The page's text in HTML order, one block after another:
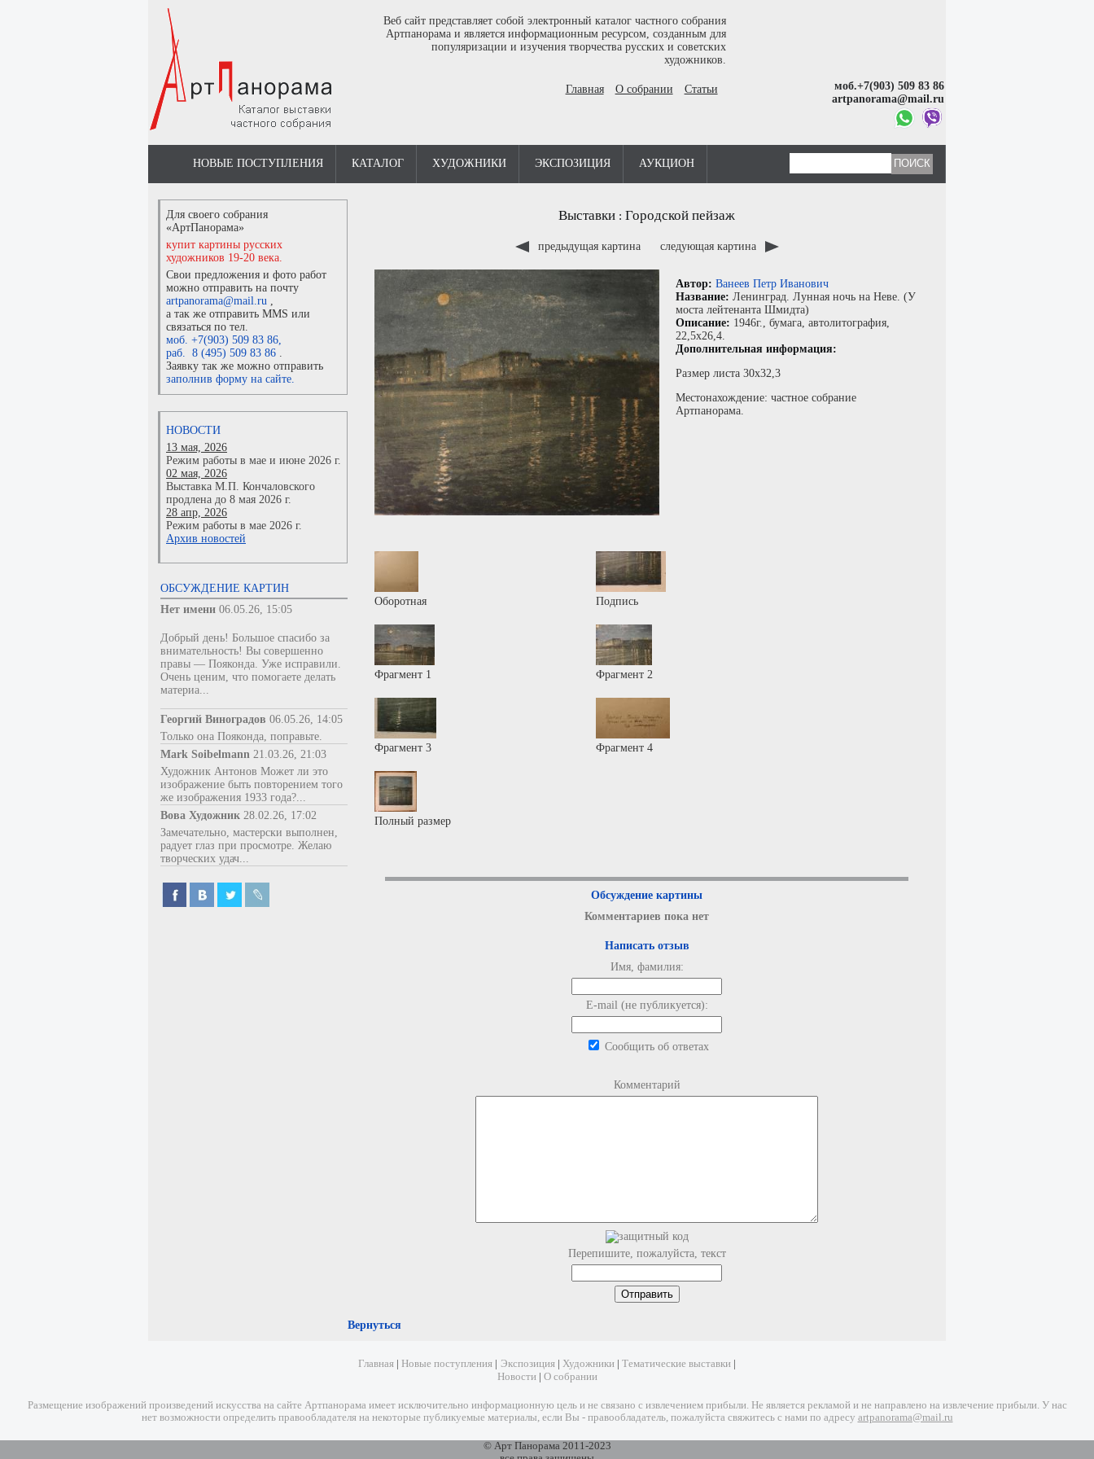
Веб сайт представляет собой электронный каталог частного собрания
Артпанорама и является информационным ресурсом, созданным для
популяризации и изучения творчества русских и советских
художников.
Главная О собрании Статьи
моб.+7(903) 509 83 86
artpanorama@mail.ru
НОВЫЕ ПОСТУПЛЕНИЯ КАТАЛОГ ХУДОЖНИКИ ЭКСПОЗИЦИЯ АУКЦИОН
Для своего собрания
«АртПанорама»
купит картины русских
художников 19-20 века.
Свои предложения и фото работ
можно отправить на почту
artpanorama@mail.ru ,
а так же отправить MMS или
связаться по тел.
моб. +7(903) 509 83 86,
раб. 8 (495) 509 83 86 .
Заявку так же можно отправить
заполнив форму на сайте.
НОВОСТИ
13 мая, 2026
Режим работы в мае и июне 2026 г.
02 мая, 2026
Выставка М.П. Кончаловского
продлена до 8 мая 2026 г.
28 апр, 2026
Режим работы в мае 2026 г.
Архив новостей
ОБСУЖДЕНИЕ КАРТИН
Нет имени 06.05.26, 15:05
Добрый день! Большое спасибо за
внимательность! Вы совершенно
правы — Пояконда. Уже исправили.
Очень ценим, что помогаете делать
материа...
Георгий Виноградов 06.05.26, 14:05
Только она Пояконда, поправьте.
Mark Soibelmann 21.03.26, 21:03
Художник Антонов Может ли это
изображение быть повторением того
же изображения 1933 года?...
Вова Художник 28.02.26, 17:02
Замечательно, мастерски выполнен,
радует глаз при просмотре. Желаю
творческих удач...
Выставки : Городской пейзаж
предыдущая картина следующая картина
Автор: Ванеев Петр Иванович
Название: Ленинград. Лунная ночь на Неве. (У
моста лейтенанта Шмидта)
Описание: 1946г., бумага, автолитография,
22,5x26,4.
Дополнительная информация:
Размер листа 30х32,3
Местонахождение: частное собрание
Артпанорама.
Оборотная Подпись
Фрагмент 1 Фрагмент 2
Фрагмент 3 Фрагмент 4
Полный размер
Обсуждение картины
Комментариев пока нет
Написать отзыв
Имя, фамилия:
E-mail (не публикуется):
Сообщить об ответах
Комментарий
Перепишите, пожалуйста, текст
Вернуться
Главная Новые поступления Экспозиция Художники Тематические выставки
Новости| О собрании
Размещение изображений произведений искусства на сайте Артпанорама имеет исключительно информационную цель и не связано с извлечением прибыли. Не является рекламой и не направлено на извлечение прибыли. У нас
нет возможности определить правообладателя на некоторые публикуемые материалы, если Вы - правообладатель, пожалуйста свяжитесь с нами по адресу artpanorama@mail.ru
© Арт Панорама 2011-2023